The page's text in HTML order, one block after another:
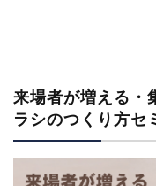
来場者が増える・
ラシのつくり方セ